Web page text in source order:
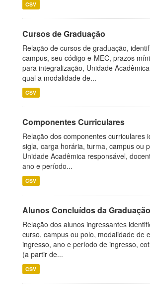
CSV
Cursos de Graduação
Relação de cursos de graduação,
campus, seu código e-MEC, prazos
para integralização, Unidade
qual a modalidade de...
CSV
Componentes Curriculares
Relação dos componentes curriculares
sigla, carga horária, turma, campus ou
Unidade Acadêmica responsável,
ano e período...
CSV
Alunos Concluídos da Graduação
Relação dos alunos ingressantes
curso, campus ou polo, modalidade de
ingresso, ano e período de ingresso,
(a partir de...
CSV